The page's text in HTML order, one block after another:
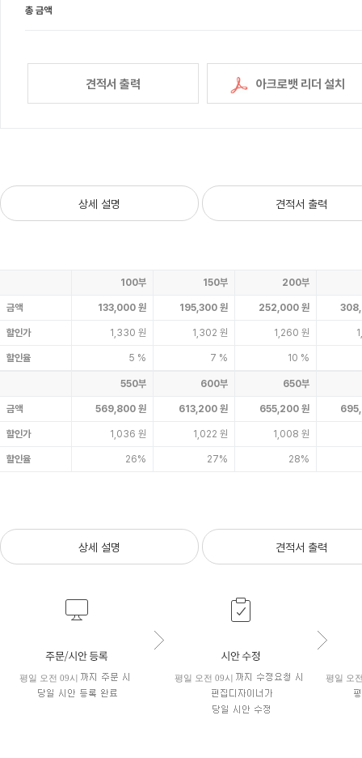
총 금액
견적서 출력 아크로뱃 리더 설치
상세 설명 견적서 출력
금액
할인가
할인율
100부
133,000 원
1,330 원
5 %
150부
195,300 원
1,302 원
7 %
200부
252,000 원
1,260 원
10 %
금액
할인가
할인율
550부
569,800 원
1,036 원
26%
600부
613,200 원
1,022 원
27%
650부
655,200 원
1,008 원
28%
상세 설명 견적서 출력
평일 오전 09시 평일 오전 09시 평일 오